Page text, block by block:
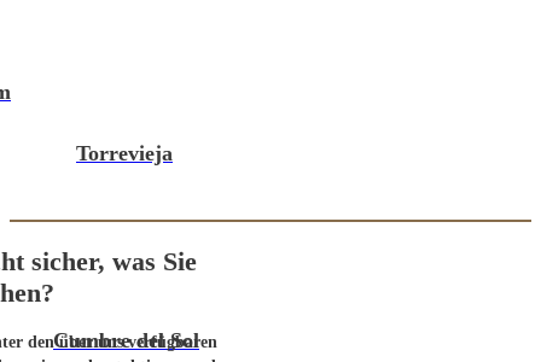
Torrevieja
Cumbre del Sol
sicher, was Sie
den über uns verfügbaren